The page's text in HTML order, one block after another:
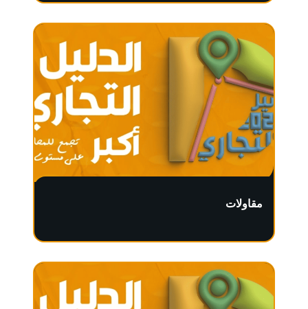
مقاولات